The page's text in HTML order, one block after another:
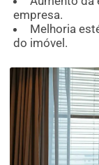
empresa.
Melhoria
do imóvel.